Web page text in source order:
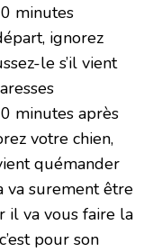
minutes
ignorez
le s’il vient
minutes après
votre chien,
quémander
va surement être
il va vous faire la
pour son